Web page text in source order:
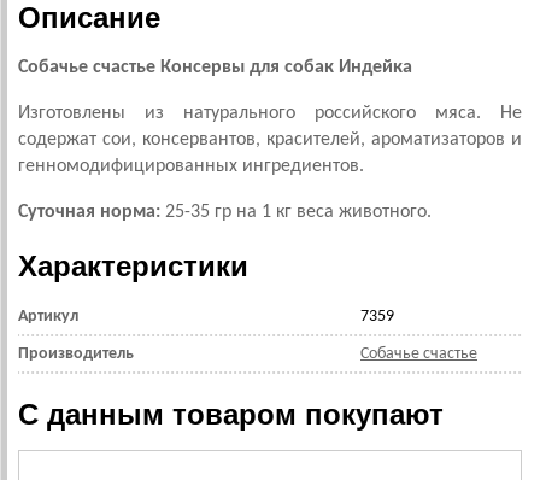
Описание
Собачье счастье Консервы для собак Индейка
Изготовлены из натурального российского мяса. Не
содержат сои, консервантов, красителей, ароматизаторов и
генномодифицированных ингредиентов.
Суточная норма: 25-35 гр на 1 кг веса животного.
Характеристики
Артикул 7359
Производитель Собачье счастье
С данным товаром покупают